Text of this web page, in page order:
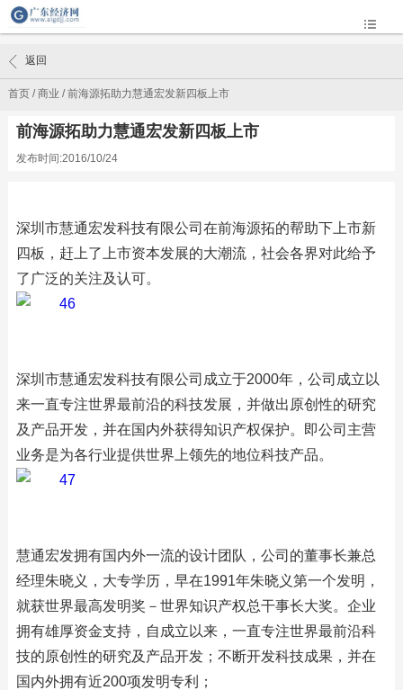
首页/商业 /前海源拓助力慧通宏发新四板上市
返回
前海源拓助力慧通宏发新四板上市
发布时间:2016/10/24
深圳市慧通宏发科技有限公司在前海源拓的帮助下上市新
四板，赶上了上市资本发展的大潮流，社会各界对此给予
了广泛的关注及认可。
深圳市慧通宏发科技有限公司成立于2000年，公司成立以
来一直专注世界最前沿的科技发展，并做出原创性的研究
及产品开发，并在国内外获得知识产权保护。即公司主营
业务是为各行业提供世界上领先的地位科技产品。
慧通宏发拥有国内外一流的设计团队，公司的董事长兼总
经理朱晓义，大专学历，早在1991年朱晓义第一个发明，
就获世界最高发明奖－世界知识产权总干事长大奖。企业
拥有雄厚资金支持，自成立以来，一直专注世界最前沿科
技的原创性的研究及产品开发；不断开发科技成果，并在
国内外拥有近200项发明专利；